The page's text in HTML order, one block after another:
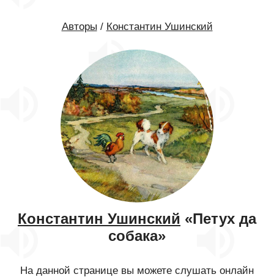
Авторы / Константин Ушинский
Константин Ушинский «Петух да
собака»
На данной странице вы можете слушать онлайн